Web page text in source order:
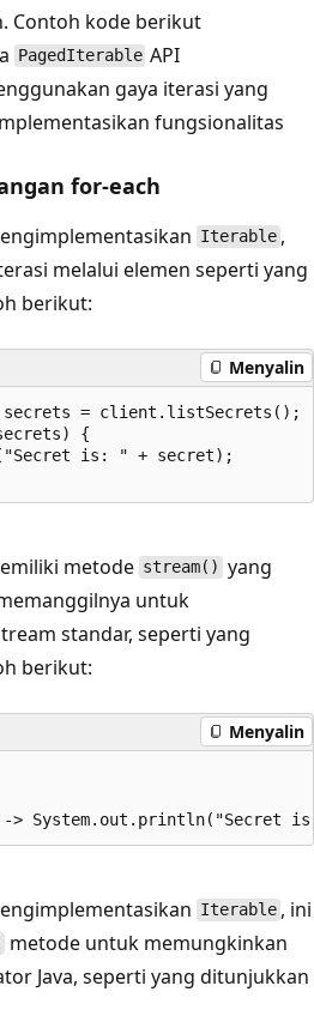
Contoh kode berikut
PagedIterable API
gaya iterasi yang
fungsionalitas
for-each
Iterable ,
melalui elemen seperti yang
berikut:
Menyalin
secrets = client.listSecrets();
{
is: " + secret);
metode stream() yang
untuk
standar, seperti yang
berikut:
Menyalin
Iterable , ini
metode untuk memungkinkan
Java, seperti yang ditunjukkan